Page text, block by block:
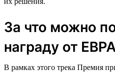
За что можно
награду от
В рамках этого трека Премия